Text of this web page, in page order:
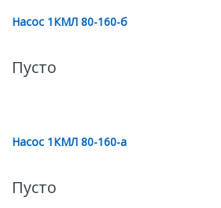
Насос 1КМЛ 80-160-б
Пусто
Насос 1КМЛ 80-160-а
Пусто